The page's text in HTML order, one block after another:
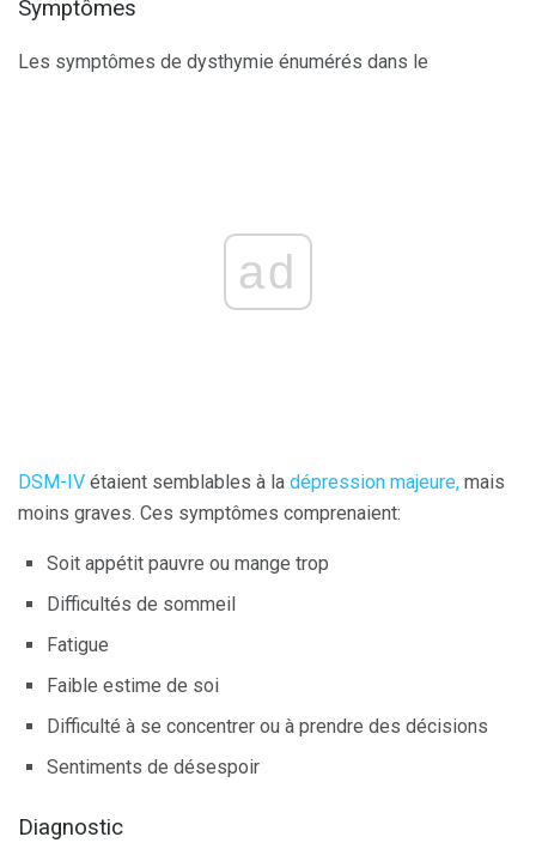
Symptômes
Les symptômes de dysthymie énumérés dans le
ad
DSM-IV étaient semblables à la dépression majeure, mais
moins graves. Ces symptômes comprenaient:
Soit appétit pauvre ou mange trop
Difficultés de sommeil
Fatigue
Faible estime de soi
Difficulté à se concentrer ou à prendre des décisions
Sentiments de désespoir
Diagnostic